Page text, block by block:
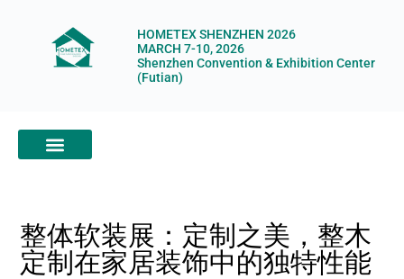
HOMETEX SHENZHEN 2026
MARCH 7-10, 2026
Shenzhen Convention & Exhibition Center
(Futian)
整体软装展：定制之美，整木
定制在家居装饰中的独特性能